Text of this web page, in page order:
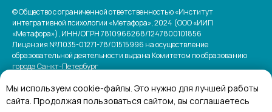
© Общество с ограниченной ответственностью «Институт
интегративной психологии «Метафора», 2024 (ООО «ИИП
«Метафора»), ИНН/ОГРН 7810966268/1247800101856
Лицензия №Л035-01271-78/01515996 на осуществление
образовательной деятельности выдана Комитетом по образованию
города Санкт-Петербург
Мы используем cookie-файлы. Это нужно для лучшей работы
сайта. Продолжая пользоваться сайтом, вы соглашаетесь